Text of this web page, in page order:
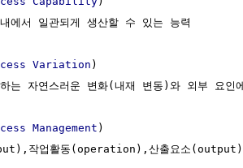
에서 일관되게 생산할 수 있는 능력
Variation )
는 자연스러운 변화(내재 변동)와 외부 요인
Management)
작업활동(operation),산출요소(output)